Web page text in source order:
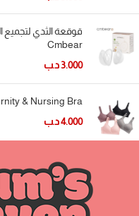
قوقعة الثدي لتجميع
Cmbear
3.000د.ب
& Nursing Bra
4.000د.ب